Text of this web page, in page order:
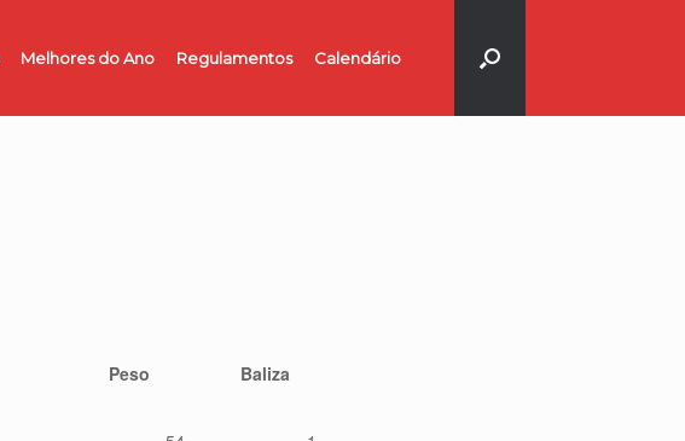
Melhores do Ano Regulamentos Calendário
Peso Baliza